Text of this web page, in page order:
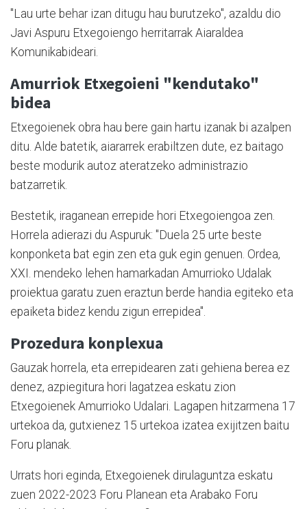
"Lau urte behar izan ditugu hau burutzeko", azaldu dio
Javi Aspuru Etxegoiengo herritarrak Aiaraldea
Komunikabideari.
Amurriok Etxegoieni "kendutako"
bidea
Etxegoienek obra hau bere gain hartu izanak bi azalpen
ditu. Alde batetik, aiararrek erabiltzen dute, ez baitago
beste modurik autoz ateratzeko administrazio
batzarretik.
Bestetik, iraganean errepide hori Etxegoiengoa zen.
Horrela adierazi du Aspuruk: "Duela 25 urte beste
konponketa bat egin zen eta guk egin genuen. Ordea,
XXI. mendeko lehen hamarkadan Amurrioko Udalak
proiektua garatu zuen eraztun berde handia egiteko eta
epaiketa bidez kendu zigun errepidea".
Prozedura konplexua
Gauzak horrela, eta errepidearen zati gehiena berea ez
denez, azpiegitura hori lagatzea eskatu zion
Etxegoienek Amurrioko Udalari. Lagapen hitzarmena 17
urtekoa da, gutxienez 15 urtekoa izatea exijitzen baitu
Foru planak.
Urrats hori eginda, Etxegoienek dirulaguntza eskatu
zuen 2022-2023 Foru Planean eta Arabako Foru